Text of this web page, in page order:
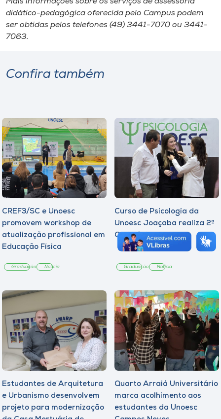
didático-pedagógica oferecida pelo Campus podem
ser obtidas pelos telefones (49) 3441-7070 ou 3441-
7063.
Confira também
CREF3/SC e Unoesc
promovem workshop de
atualização profissional em
Educação Física
Graduação Notícia
Curso de Psicologia da
Unoesc Joaçaba realiza 2ª
Cerimônia do Botton
Graduação Notícia
Estudantes de Arquitetura
e Urbanismo desenvolvem
projeto para modernização
Quarto Arraiá Universitário
marca acolhimento aos
estudantes da Unoesc